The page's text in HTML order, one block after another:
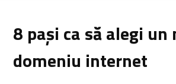
8 pași ca să alegi un
domeniu internet